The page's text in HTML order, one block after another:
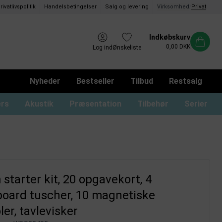
Handelsbetingelser Salg og levering Virksomhed Privat
Log ind Ønskeliste
Indkøbskurv
0,00 DKK
Nyheder Bestseller Tilbud Restsalg
Akustik Præsentation Tilbehør Serier
starter kit, 20 opgavekort, 4
tuscher, 10 magnetiske
tavlevisker